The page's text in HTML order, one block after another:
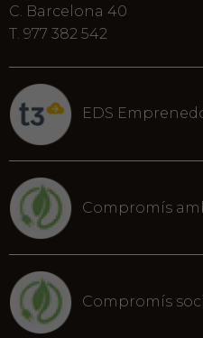
C. Barcelona 40
T. 977 382 542
EDS
Compromís
Compromís